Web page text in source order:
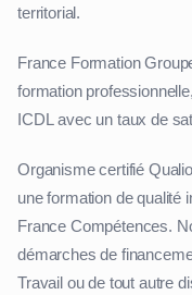
territorial.
France Formation
formation
ICDL avec un taux de
Organisme certifié
une formation de qualité
France Compétences.
démarches de
Travail ou de tout autre